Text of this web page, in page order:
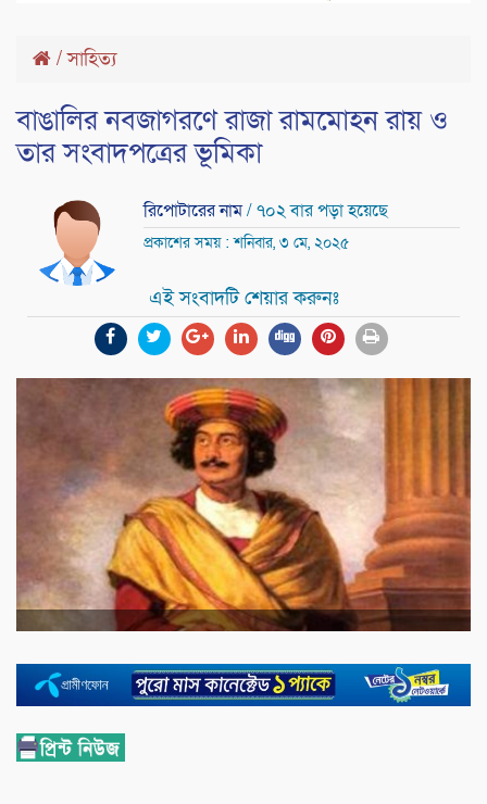
/সাহিত্য
বাঙালির নবজাগরণে রাজা রামমোহন রায় ও
তার সংবাদপত্রের ভূমিকা
রিপোটারের নাম/ ৭০২ বার পড়া হয়েছে
প্রকাশের সময় : শনিবার, ৩ মে, ২০২৫
এই সংবাদটি শেয়ার করুনঃ